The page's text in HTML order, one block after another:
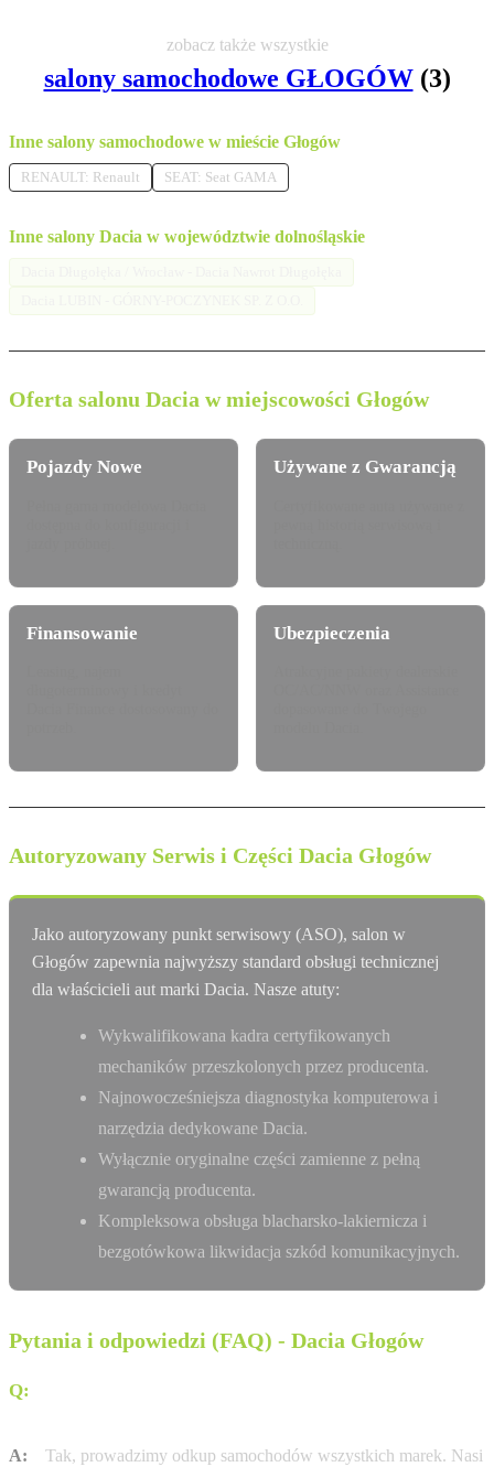
zobacz także wszystkie
salony samochodowe GŁOGÓW(3)
Inne salony samochodowe w mieście Głogów
RENAULT: Renault SEAT: Seat GAMA
Inne salony Dacia w województwie dolnośląskie
Oferta salonu Dacia w miejscowości Głogów
Pojazdy Nowe Używane z Gwarancją
Finansowanie Ubezpieczenia
Autoryzowany Serwis i Części Dacia Głogów
Jako autoryzowany punkt serwisowy (ASO), salon w
Głogów zapewnia najwyższy standard obsługi technicznej
dla właścicieli aut marki Dacia. Nasze atuty:
Wykwalifikowana kadra certyfikowanych
mechaników przeszkolonych przez producenta.
Najnowocześniejsza diagnostyka komputerowa i
narzędzia dedykowane Dacia.
Wyłącznie oryginalne części zamienne z pełną
gwarancją producenta.
Kompleksowa obsługa blacharsko-lakiernicza i
bezgotówkowa likwidacja szkód komunikacyjnych.
Pytania i odpowiedzi (FAQ) - Dacia Głogów
Q:
A:
Tak, prowadzimy odkup samochodów wszystkich marek. Nasi